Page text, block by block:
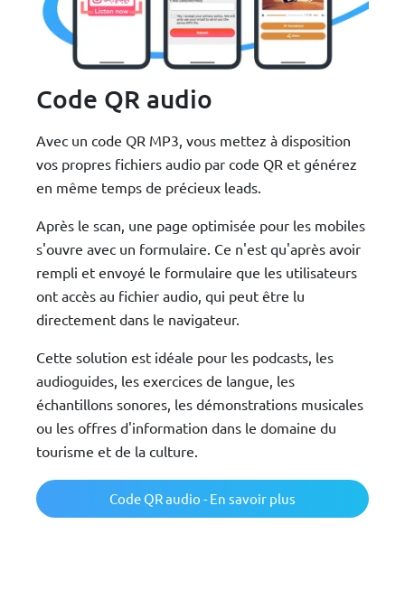
Code QR audio
Avec un code QR MP3, vous mettez à disposition
vos propres fichiers audio par code QR et générez
en même temps de précieux leads.
Après le scan, une page optimisée pour les mobiles
s'ouvre avec un formulaire. Ce n'est qu'après avoir
rempli et envoyé le formulaire que les utilisateurs
ont accès au fichier audio, qui peut être lu
directement dans le navigateur.
Cette solution est idéale pour les podcasts, les
audioguides, les exercices de langue, les
échantillons sonores, les démonstrations musicales
ou les offres d'information dans le domaine du
tourisme et de la culture.
Code QR audio - En savoir plus